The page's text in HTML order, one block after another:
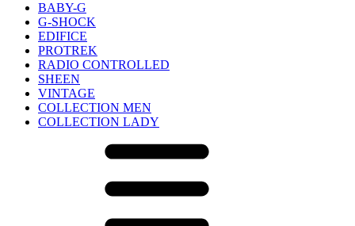
BABY-G
G-SHOCK
EDIFICE
PROTREK
RADIO CONTROLLED
SHEEN
VINTAGE
COLLECTION MEN
COLLECTION LADY